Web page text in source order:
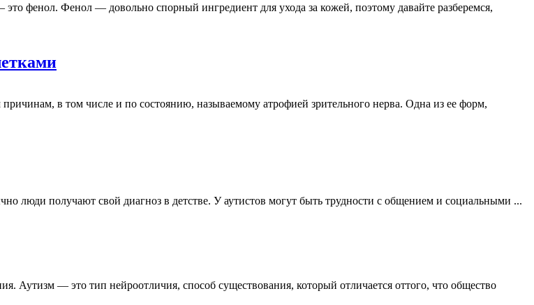
фенол. Фенол — довольно спорный ингредиент для ухода за кожей, поэтому давайте разберемся,
в том числе и по состоянию, называемому атрофией зрительного нерва. Одна из ее форм,
люди получают свой диагноз в детстве. У аутистов могут быть трудности с общением и социальными ...
Аутизм — это тип нейроотличия, способ существования, который отличается оттого, что общество